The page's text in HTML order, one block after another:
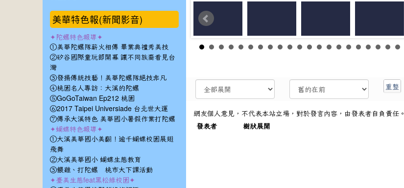
網友個人意見，不代表本站立場，對於發言內容，由發表者自負責任。
發表者
樹狀展開
美華特色報(新聞影音)
✦陀螺特色報導✦
①美華陀螺隊薪火相傳 畢業典禮秀美技
②矽谷國際童玩節開幕 讓不同族裔看見台
灣
③發揚傳統技藝！美華陀螺隊絕技非凡
④桃園名人專訪：大溪的陀螺
⑤GoGoTaiwan Ep212 桃園
⑥2017 Taipei Universiade 台北世大運
⑦傳承大溪特色 美華國小暑假作業打陀螺
✦蝴蝶特色報導✦
①大溪美華國小美翻！逾千蝴蝶校園展翅
飛舞
②大溪美華國小 蝴蝶生態教育
③餵雞、打陀螺 桃市大下課活動
✦臺美生態feat黑松綠校園✦